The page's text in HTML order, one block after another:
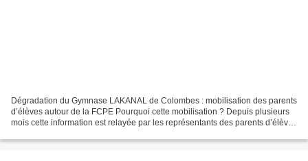
Dégradation du Gymnase LAKANAL de Colombes : mobilisation des parents
d’élèves autour de la FCPE Pourquoi cette mobilisation ? Depuis plusieurs
mois cette information est relayée par les représentants des parents d’élèves